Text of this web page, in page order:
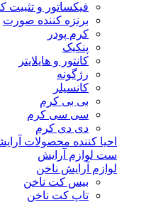
فیکساتور و تثبیت
برنزه کننده صورت
کرم پودر
پنکیک
کانتور و هایلایتر
رژگونه
کانسیلر
بی بی کرم
سی سی کرم
دی دی کرم
احیا کننده محصولات
ست لوازم آرایش
لوازم آرایش ناخن
بیس کت ناخن
تاپ کت ناخن